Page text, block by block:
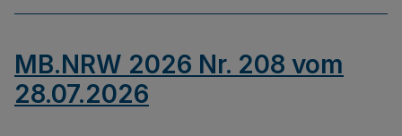
MB.NRW 2026 Nr. 208 vom
28.07.2026